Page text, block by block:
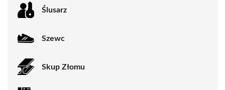
Ślusarz
Szewc
Skup Złomu